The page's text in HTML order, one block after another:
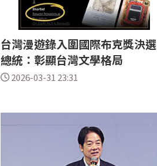
台灣漫遊錄入圍國際布克獎決選
總統：彰顯台灣文學格局
2026-03-31 23:31